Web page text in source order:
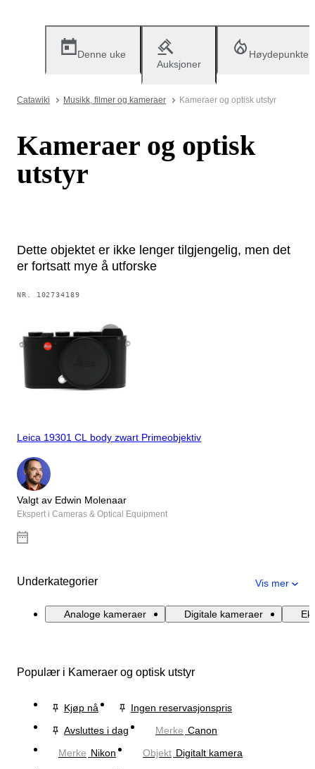
Denne uke
Auksjoner
Høydepunkter
Catawiki Musikk, filmer og kameraer Kameraer og optisk utstyr
Kameraer og optisk
utstyr
Dette objektet er ikke lenger tilgjengelig, men det
er fortsatt mye å utforske
NR. 102734189
Leica 19301 CL body zwart Primeobjektiv
Valgt av Edwin Molenaar
Ekspert i Cameras & Optical Equipment
Underkategorier Vis mer
Analoge kameraer Digitale kameraer
Populær i Kameraer og optisk utstyr
Kjøp nå
Ingen reservasjonspris
Avsluttes i dag
Merke Canon
Merke Nikon Objekt Digitalt kamera